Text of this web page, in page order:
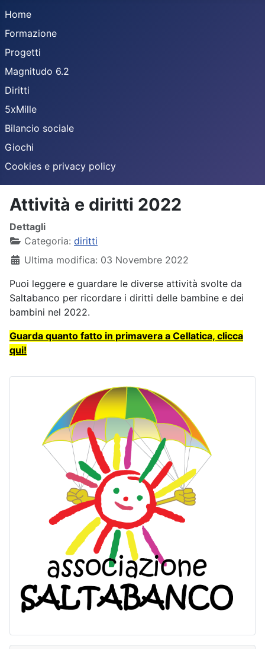
Home
Formazione
Progetti
Magnitudo 6.2
Diritti
5xMille
Bilancio sociale
Giochi
Cookies e privacy policy
Attività e diritti 2022
Dettagli
Categoria: diritti
Ultima modifica: 03 Novembre 2022
Puoi leggere e guardare le diverse attività svolte da
Saltabanco per ricordare i diritti delle bambine e dei
bambini nel 2022.
Guarda quanto fatto in primavera a Cellatica, clicca
qui!